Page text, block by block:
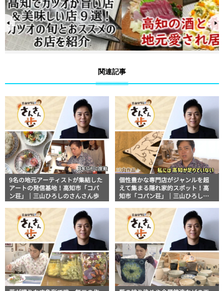
関連記事
9名の地元アーティストが集結した
アートの発信基地！高知市「コパ
ン荘」｜三山ひろしのさんさん歩
個性豊かな専門店がジャンルを超
えて集まる隠れ家的スポット！高
知市「コパン荘」｜三山ひろしの